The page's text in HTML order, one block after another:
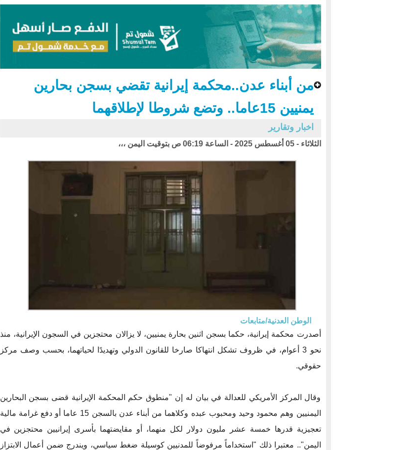
من أبناء عدن..محكمة إيرانية تقضي بسجن بحارين
يمنيين 15عاما.. وتضع شروطا لإطلاقهما
اخبار وتقارير
الثلاثاء - 05 أغسطس 2025 - الساعة 06:19 ص بتوقيت اليمن ،،،
الوطن العدنية/متابعات
أصدرت محكمة إيرانية، حكما بسجن اثنين بحارة يمنيين، لا يزالان محتجزين في السجون الإيرانية، منذ
نحو 3 أعوام، في ظروف تشكل انتهاكا صارخا للقانون الدولي وتهديدًا لحياتهما، بحسب وصف مركز
حقوقي.
وقال المركز الأمريكي للعدالة في بيان له إن "منطوق حكم المحكمة الإيرانية قضى بسجن البحارين
اليمنيين وهم محمود وحيد ومحبوب عبده وكلاهما من أبناء عدن بالسجن 15 عاما أو دفع غرامة مالية
تعجيزية قدرها خمسة عشر مليون دولار لكل منهما، أو مقايضتهما بأسرى إيرانيين محتجزين في
اليمن".. معتبرا ذلك "استخداماً مرفوضاً للمدنيين كوسيلة ضغط سياسي، ويندرج ضمن أعمال الابتزاز